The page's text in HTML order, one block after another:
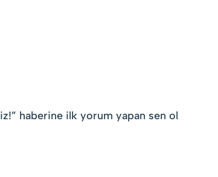
” haberine ilk yorum yapan sen ol